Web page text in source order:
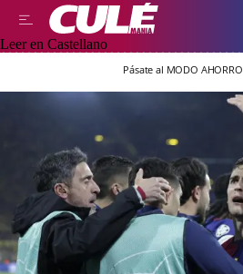
Leer en Castellano
Pásate al MODO AHORRO